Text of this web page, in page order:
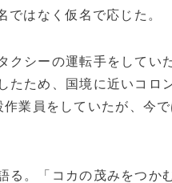
はなく仮名で応じた。
シーの運転手をしてい
たため、国境に近いコロ
業員をしていたが、今
る。「コカの茂みをつか